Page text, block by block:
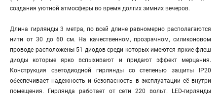
создания уютной атмосферы во время долгих зимних вечеров.
Длина гирлянды 3 метра, по всей длине равномерно располагаются
нити от 30 до 60 см. На качественном, прозрачном, силиконовом
проводе расположены 51 диодов среди которых имеются яркие флеш
диоды которые ярко вспыхивают и придают эффект мерцания.
Конструкция светодиодной гирлянды со степенью защиты IP20
обеспечивает надежность и безопасность в эксплуатации её внутри
помещения. Гирлянда работает от сети 220 вольт. LED-гирлянды